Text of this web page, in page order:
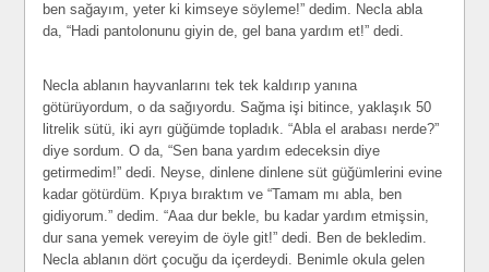
ben sağayım, yeter ki kimseye söyleme!” dedim. Necla abla
da, “Hadi pantolonunu giyin de, gel bana yardım et!” dedi.
Necla ablanın hayvanlarını tek tek kaldırıp yanına
götürüyordum, o da sağıyordu. Sağma işi bitince, yaklaşık 50
litrelik sütü, iki ayrı güğümde topladık. “Abla el arabası nerde?”
diye sordum. O da, “Sen bana yardım edeceksin diye
getirmedim!” dedi. Neyse, dinlene dinlene süt güğümlerini evine
kadar götürdüm. Kpıya bıraktım ve “Tamam mı abla, ben
gidiyorum.” dedim. “Aaa dur bekle, bu kadar yardım etmişsin,
dur sana yemek vereyim de öyle git!” dedi. Ben de bekledim.
Necla ablanın dört çocuğu da içerdeydi. Benimle okula gelen